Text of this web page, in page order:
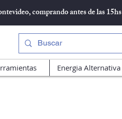
comprando antes de las 15hs
Energia Alternativa